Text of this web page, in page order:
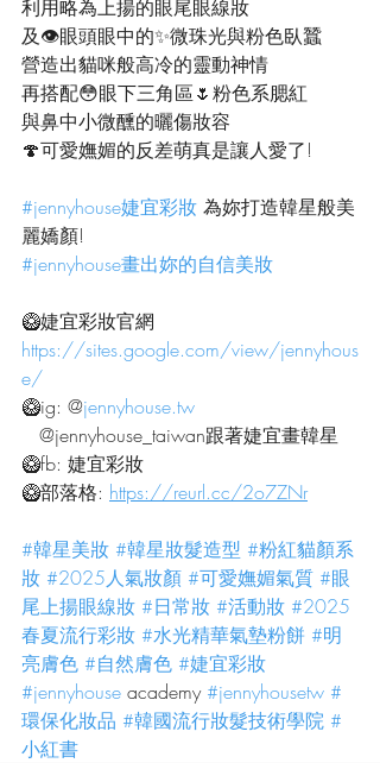
利用略為上揚的眼尾眼線妝
及👁️眼頭眼中的✨微珠光與粉色臥蠶
營造出貓咪般高冷的靈動神情
再搭配😳眼下三角區🌷粉色系腮紅
與鼻中小微醺的曬傷妝容
🍄可愛嫵媚的反差萌真是讓人愛了!
#jennyhouse婕宜彩妝 為妳打造韓星般美
麗嬌顏!
#jennyhouse畫出妳的自信美妝
🥝婕宜彩妝官網
https://sites.google.com/view/jennyhous
e/
🥝ig: @jennyhouse.tw
   @jennyhouse_taiwan跟著婕宜畫韓星
🥝fb: 婕宜彩妝
🥝部落格: https://reurl.cc/2o7ZNr
#韓星美妝 #韓星妝髮造型 #粉紅貓顏系
妝 #2025人氣妝顏 #可愛嫵媚氣質 #眼
尾上揚眼線妝 #日常妝 #活動妝 #2025
春夏流行彩妝 #水光精華氣墊粉餅 #明
亮膚色 #自然膚色 #婕宜彩妝
#jennyhouse academy #jennyhousetw #
環保化妝品 #韓國流行妝髮技術學院 #
小紅書